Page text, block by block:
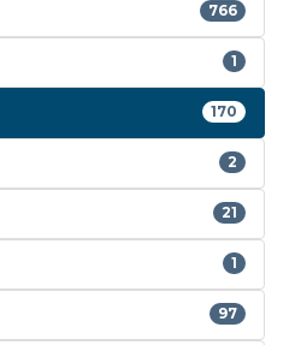
766
1
170
2
21
1
97